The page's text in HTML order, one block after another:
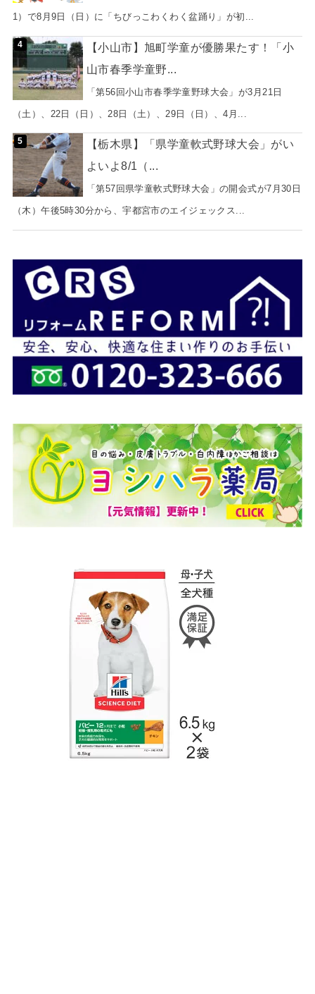
1）で8月9日（日）に「ちびっこわくわく盆踊り」が初...
【小山市】旭町学童が優勝果たす！「小
山市春季学童野...
「第56回小山市春季学童野球大会」が3月21日
（土）、22日（日）、28日（土）、29日（日）、4月...
【栃木県】「県学童軟式野球大会」がい
よいよ8/1（...
「第57回県学童軟式野球大会」の開会式が7月30日
（木）午後5時30分から、宇都宮市のエイジェックス...